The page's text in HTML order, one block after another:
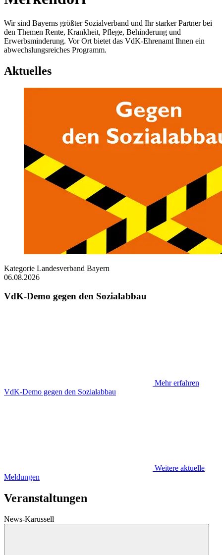
Wir sind Bayerns größter Sozialverband und Ihr starker Partner bei
den Themen Rente, Krankheit, Pflege, Behinderung und
Erwerbsminderung. Vor Ort bietet das VdK-Ehrenamt Ihnen ein
abwechslungsreiches Programm.
Aktuelles
Kategorie Landesverband Bayern
06.08.2026
VdK-Demo gegen den Sozialabbau
Mehr erfahren
VdK-Demo gegen den Sozialabbau
Weitere aktuelle
Meldungen
Veranstaltungen
News-Karussell